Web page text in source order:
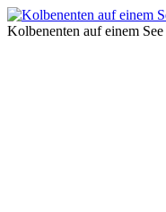
Kolbenenten auf einem See